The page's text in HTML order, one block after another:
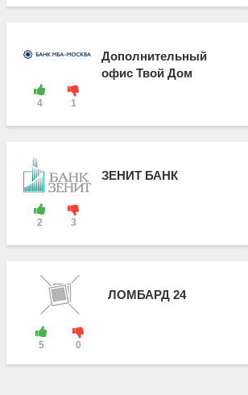
4 1
Дополнительный
офис Твой Дом
2 3
ЗЕНИТ БАНК
5 0
ЛОМБАРД 24